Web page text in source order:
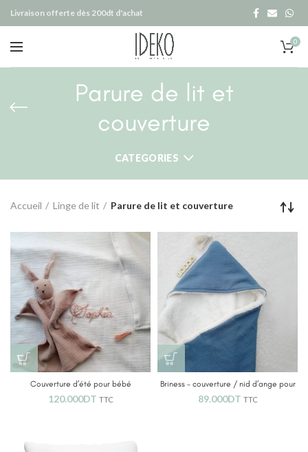
Livraison offerte dès 200dt d'achat
0
Parure de lit et
couverture
CATEGORIES
Accueil Linge de lit Parure de lit et couverture
Couverture d’été pour bébé
personnalisée
120.000DT TTC
Briness – couverture / nid d’ange pour
bébé
89.000DT TTC